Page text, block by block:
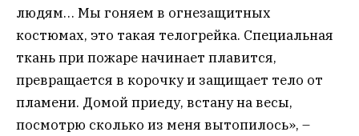
людям… Мы гоняем в огнезащитных
костюмах, это такая телогрейка. Специальная
ткань при пожаре начинает плавится,
превращается в корочку и защищает тело от
пламени. Домой приеду, встану на весы,
посмотрю сколько из меня вытопилось», –